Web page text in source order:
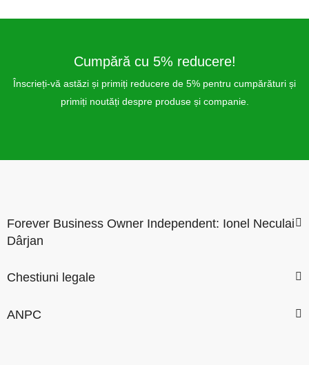
Cumpără cu 5% reducere!
Înscrieți-vă astăzi și primiți reducere de 5% pentru cumpărături și
primiți noutăți despre produse și companie.
Forever Business Owner Independent: Ionel Neculai
Dârjan
Chestiuni legale
ANPC